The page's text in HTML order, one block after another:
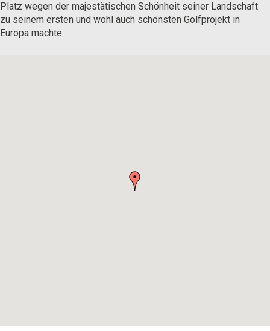
Platz wegen der majestätischen Schönheit seiner Landschaft
zu seinem ersten und wohl auch schönsten Golfprojekt in
Europa machte.